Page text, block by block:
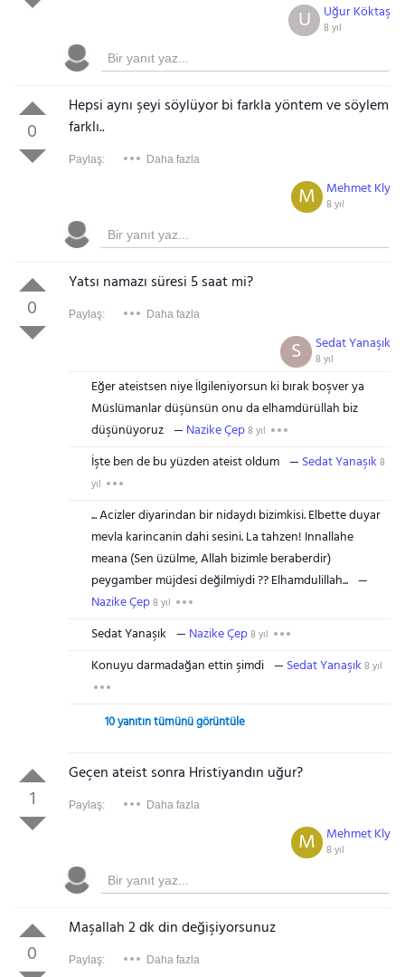
Uğur Köktaş
8 yıl
U
0
Hepsi aynı şeyi söylüyor bi farkla yöntem ve söylem
farklı..
Paylaş: Daha fazla
Mehmet Kly
8 yıl
M
0
Yatsı namazı süresi 5 saat mi?
Paylaş: Daha fazla
Sedat Yanaşık
8 yıl
S
Eğer ateistsen niye İlgileniyorsun ki bırak boşver ya
Müslümanlar düşünsün onu da elhamdürüllah biz
düşünüyoruz
Nazike Çep8 yıl
İşte ben de bu yüzden ateist oldum Sedat Yanaşık 8
yıl
... Acizler diyarindan bir nidaydı bizimkisi. Elbette duyar
mevla karincanin dahi sesini. La tahzen! Innallahe
meana (Sen üzülme, Allah bizimle beraberdir)
peygamber müjdesi değilmiydi ?? Elhamdulillah...
Nazike Çep8 yıl
Sedat Yanaşık Nazike Çep8 yıl
Konuyu darmadağan ettin şimdi Sedat Yanaşık 8 yıl
10 yanıtın tümünü görüntüle
1
Geçen ateist sonra Hristiyandın uğur?
Paylaş: Daha fazla
Mehmet Kly
8 yıl
M
0
Maşallah 2 dk din değişiyorsunuz
Paylaş: Daha fazla